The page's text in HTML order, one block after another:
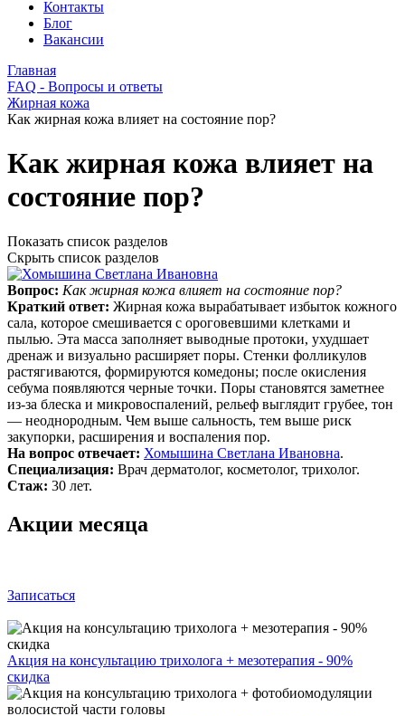
Контакты
Блог
Вакансии
Главная
FAQ - Вопросы и ответы
Жирная кожа
Как жирная кожа влияет на состояние пор?
Как жирная кожа влияет на
состояние пор?
Показать список разделов
Скрыть список разделов
Вопрос: Как жирная кожа влияет на состояние пор?
Краткий ответ: Жирная кожа вырабатывает избыток кожного
сала, которое смешивается с ороговевшими клетками и
пылью. Эта масса заполняет выводные протоки, ухудшает
дренаж и визуально расширяет поры. Стенки фолликулов
растягиваются, формируются комедоны; после окисления
себума появляются черные точки. Поры становятся заметнее
из‑за блеска и микровоспалений, рельеф выглядит грубее, тон
— неоднородным. Чем выше сальность, тем выше риск
закупорки, расширения и воспаления пор.
На вопрос отвечает: Хомышина Светлана Ивановна.
Специализация: Врач дерматолог, косметолог, трихолог.
Стаж: 30 лет.
Акции месяца
Записаться
Акция на консультацию трихолога + мезотерапия - 90%
скидка